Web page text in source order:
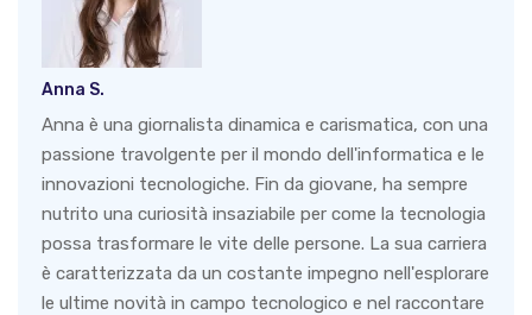
Anna S.
Anna è una giornalista dinamica e carismatica, con una
passione travolgente per il mondo dell'informatica e le
innovazioni tecnologiche. Fin da giovane, ha sempre
nutrito una curiosità insaziabile per come la tecnologia
possa trasformare le vite delle persone. La sua carriera
è caratterizzata da un costante impegno nell'esplorare
le ultime novità in campo tecnologico e nel raccontare